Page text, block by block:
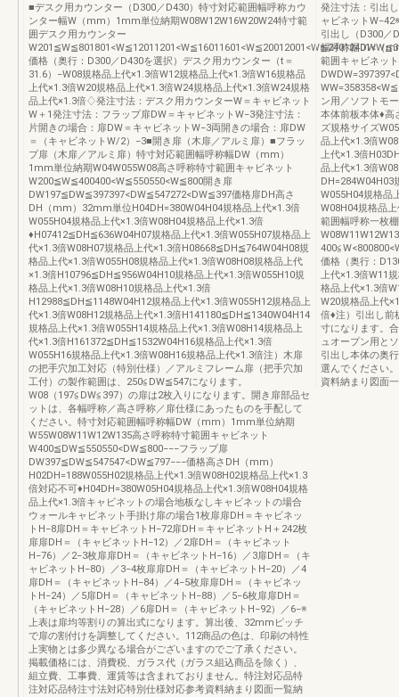
■デスク用カウンター（D300／D430）特寸対応範囲幅呼称カウ
ンター幅W（mm）1mm単位納期W08W12W16W20W24特寸範
囲デスク用カウンター
価格（奥行：D300／D430を選択）デスク用カウンター（t＝
31.6）−W08規格品上代×1.3倍W12規格品上代×1.3倍W16規格品
上代×1.3倍W20規格品上代×1.3倍W24規格品上代×1.3倍W24規格
品上代×1.3倍♢発注寸法：デスク用カウンターW＝キャビネット
W＋1発注寸法：フラップ扉DW＝キャビネットW−3発注寸法：
片開きの場合：扉DW＝キャビネットW−3両開きの場合：扉DW
＝（キャビネットW/2）−3■開き扉（木扉／アルミ扉）■フラッ
プ扉（木扉／アルミ扉）特寸対応範囲幅呼称幅DW（mm）
1mm単位納期W04W055W08高さ呼称特寸範囲キャビネット
W200≦W≦400400<W≦550550<W≦800開き扉
DW197≦DW≦397397<DW≦547272<DW≦397価格扉DH高さ
DH（mm）32mm単位H04DH=380W04H04規格品上代×1.3倍
W055H04規格品上代×1.3倍W08H04規格品上代×1.3倍
♦H07412≦DH≦636W04H07規格品上代×1.3倍W055H07規格品上
代×1.3倍W08H07規格品上代×1.3倍H08668≦DH≦764W04H08規
格品上代×1.3倍W055H08規格品上代×1.3倍W08H08規格品上代
×1.3倍H10796≦DH≦956W04H10規格品上代×1.3倍W055H10規
格品上代×1.3倍W08H10規格品上代×1.3倍
H12988≦DH≦1148W04H12規格品上代×1.3倍W055H12規格品上
代×1.3倍W08H12規格品上代×1.3倍H141180≦DH≦1340W04H14
規格品上代×1.3倍W055H14規格品上代×1.3倍W08H14規格品上
代×1.3倍H161372≦DH≦1532W04H16規格品上代×1.3倍
W055H16規格品上代×1.3倍W08H16規格品上代×1.3倍注）木扉
の把手穴加工対応（特別仕様）／アルミフレーム扉（把手穴加
工付）の製作範囲は、250≦DW≦547になります。
W08（197≦DW≦397）の扉は2枚入りになります。開き扉部品セ
ットは、各幅呼称／高さ呼称／扉仕様にあったものを手配して
ください。特寸対応範囲幅呼称幅DW（mm）1mm単位納期
W55W08W11W12W135高さ呼称特寸範囲キャビネット
W400≦DW≦550550<DW≦800−−−フラップ扉
DW397≦DW≦547547<DW≦797−−−価格高さDH（mm）
H02DH=188W055H02規格品上代×1.3倍W08H02規格品上代×1.3
倍対応不可♦H04DH=380W05H04規格品上代×1.3倍W08H04規格
品上代×1.3倍キャビネットの場合地板なしキャビネットの場合
ウォールキャビネット手掛け扉の場合1枚扉扉DH＝キャビネッ
トH−8扉DH＝キャビネットH−72扉DH＝キャビネットH＋242枚
扉扉DH＝（キャビネットH−12）／2扉DH＝（キャビネット
H−76）／2−3枚扉扉DH＝（キャビネットH−16）／3扉DH＝（キ
ャビネットH−80）／3−4枚扉扉DH＝（キャビネットH−20）／4
扉DH＝（キャビネットH−84）／4−5枚扉扉DH＝（キャビネッ
トH−24）／5扉DH＝（キャビネットH−88）／5−6枚扉扉DH＝
（キャビネットH−28）／6扉DH＝（キャビネットH−92）／6−※
上表は扉均等割りの算出式になります。算出後、32mmピッチ
で扉の割付けを調整してください。112商品の色は、印刷の特性
上実物とは多少異なる場合がございますのでご了承ください。
掲載価格には、消費税、ガラス代（ガラス組込商品を除く）、
組立費、工事費、運賃等は含まれておりません。特注対応品特
注対応品特注寸法対応特別仕様対応参考資料納まり図面一覧納
発注寸法：引出
ャビネット
引出し（D300／
幅呼称幅DW（
範囲キャビネッ
ン用／ソフトモ
本体前板本体♦
ズ規格サイズ
品上代×1.3倍
上代×1.3倍
品上代×1.3倍
DH=284W04H03
W055H04規格品
W08H04規格品
範囲幅呼称一枚
価格（奥行：
上代×1.3倍W11
格品上代×1.3倍
W20規格品上代
倍♦注）引出し前
寸になります。
ュオープン用と
引出し本体の奥
選んでください
資料納まり図面